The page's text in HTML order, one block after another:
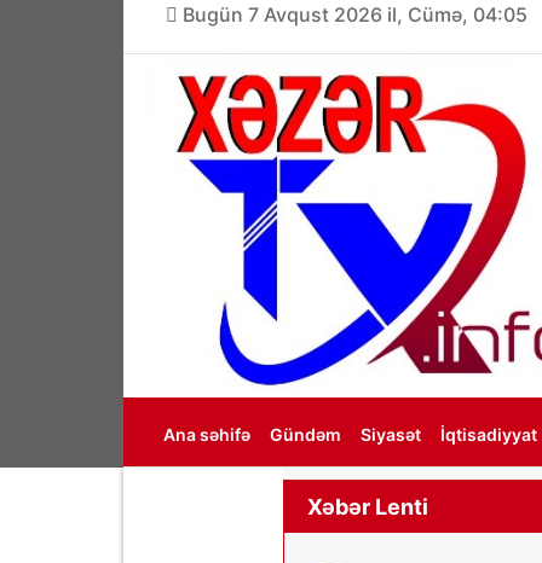
Bugün 7 Avqust 2026 il, Cümə, 04:05
Ana səhifə Gündəm Siyasət İqtisadiyyat
Xəbər Lenti